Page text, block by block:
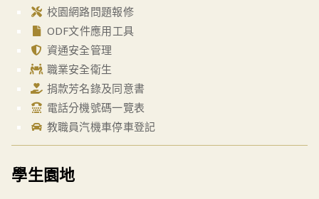
校園網路問題報修
ODF文件應用工具
資通安全管理
職業安全衛生
捐款芳名錄及同意書
電話分機號碼一覽表
教職員汽機車停車登記
學生園地